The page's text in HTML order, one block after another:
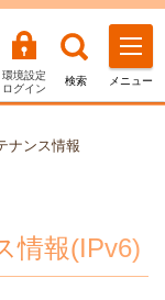
環境設定
ログイン
検索 メニュー
ナンス情報
情報(IPv6)